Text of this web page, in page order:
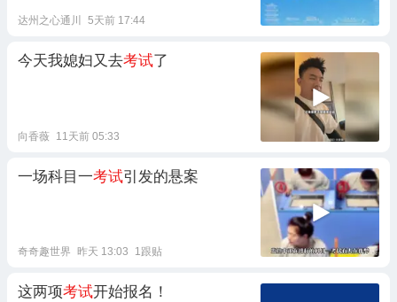
达州之心通川 5天前 17:44
今天我媳妇又去考试了
向香薇 11天前 05:33
一场科目一考试引发的悬案
奇奇趣世界 昨天 13:03 1跟贴
这两项考试开始报名！